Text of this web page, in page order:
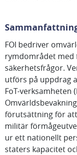
FOI bedriver
rymdområdet med
säkerhetsfrågor.
utförs på uppdrag
FoT-verksamheten
förutsättning för
militär
ur ett nationellt
staters kapacitet